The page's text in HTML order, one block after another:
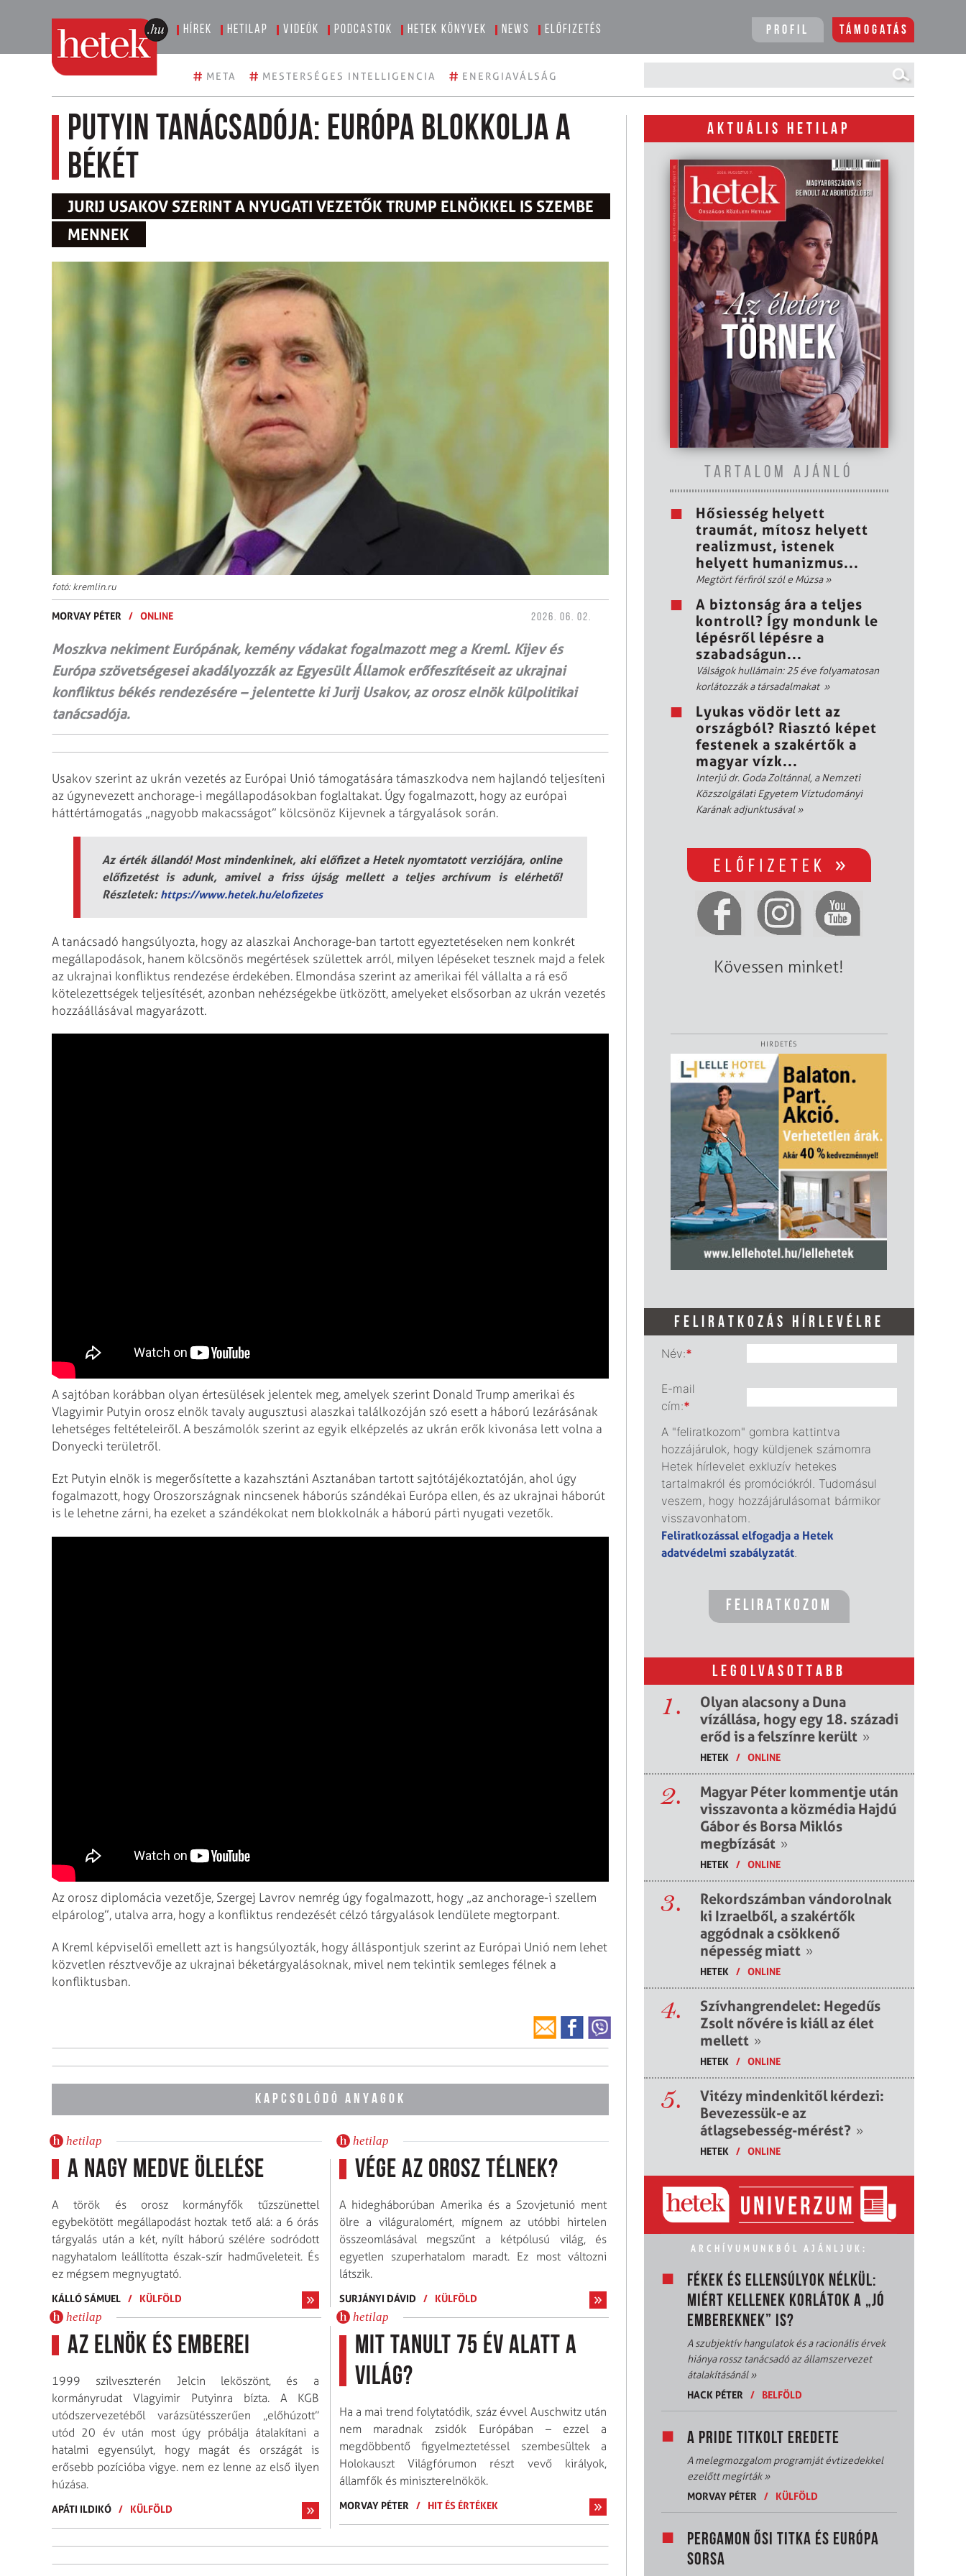
Hírek Hetilap Videók Podcastok Hetek könyvek News Előfizetés Profil Támogatás
# META # MESTERSÉGES INTELLIGENCIA # ENERGIAVÁLSÁG
Putyin tanácsadója: Európa blokkolja a
békét
JURIJ USAKOV SZERINT A NYUGATI VEZETŐK TRUMP ELNÖKKEL IS SZEMBE
MENNEK
fotó: kremlin.ru
MORVAY PÉTER / ONLINE 2026. 06. 02.
Moszkva nekiment Európának, kemény vádakat fogalmazott meg a Kreml. Kijev és
Európa szövetségesei akadályozzák az Egyesült Államok erőfeszítéseit az ukrajnai
konfliktus békés rendezésére – jelentette ki Jurij Usakov, az orosz elnök külpolitikai
tanácsadója.
Usakov szerint az ukrán vezetés az Európai Unió támogatására támaszkodva nem hajlandó teljesíteni
az úgynevezett anchorage-i megállapodásokban foglaltakat. Úgy fogalmazott, hogy az európai
háttértámogatás „nagyobb makacsságot” kölcsönöz Kijevnek a tárgyalások során.
Az érték állandó! Most mindenkinek, aki előfizet a Hetek nyomtatott verziójára, online
előfizetést is adunk, amivel a friss újság mellett a teljes archívum is elérhető!
Részletek: https://www.hetek.hu/elofizetes
A tanácsadó hangsúlyozta, hogy az alaszkai Anchorage-ban tartott egyeztetéseken nem konkrét
megállapodások, hanem kölcsönös megértések születtek arról, milyen lépéseket tesznek majd a felek
az ukrajnai konfliktus rendezése érdekében. Elmondása szerint az amerikai fél vállalta a rá eső
kötelezettségek teljesítését, azonban nehézségekbe ütközött, amelyeket elsősorban az ukrán vezetés
hozzáállásával magyarázott.
A sajtóban korábban olyan értesülések jelentek meg, amelyek szerint Donald Trump amerikai és
Vlagyimir Putyin orosz elnök tavaly augusztusi alaszkai találkozóján szó esett a háború lezárásának
lehetséges feltételeiről. A beszámolók szerint az egyik elképzelés az ukrán erők kivonása lett volna a
Donyecki területről.
Ezt Putyin elnök is megerősítette a kazahsztáni Asztanában tartott sajtótájékoztatóján, ahol úgy
fogalmazott, hogy Oroszországnak nincsenek háborús szándékai Európa ellen, és az ukrajnai háborút
is le lehetne zárni, ha ezeket a szándékokat nem blokkolnák a háború párti nyugati vezetők.
Az orosz diplomácia vezetője, Szergej Lavrov nemrég úgy fogalmazott, hogy „az anchorage-i szellem
elpárolog”, utalva arra, hogy a konfliktus rendezését célzó tárgyalások lendülete megtorpant.
A Kreml képviselői emellett azt is hangsúlyozták, hogy álláspontjuk szerint az Európai Unió nem lehet
közvetlen résztvevője az ukrajnai béketárgyalásoknak, mivel nem tekintik semleges félnek a
konfliktusban.
KAPCSOLÓDÓ ANYAGOK
hetilap
A Nagy Medve ölelése
A török és orosz kormányfők tűzszünettel
egybekötött meg­álla­podást hoztak tető alá: a 6 órás
tárgyalás után a két, nyílt háború szélére sodródott
nagyhatalom le­állította észak-szír hadműveleteit. És
ez mégsem megnyugtató.
KÁLLÓ SÁMUEL / KÜLFÖLD
hetilap
Az elnök és emberei
1999 szilveszterén Jelcin leköszönt, és a
kormányrudat Vlagyimir Putyinra bízta. A KGB
utódszervezetéből varázs­ütésszerűen „előhúzott”
utód 20 év után most úgy próbálja átalakítani a
hatalmi egyensúlyt, hogy magát és országát is
erősebb pozícióba vigye. nem ez lenne az első ilyen
húzása.
APÁTI ILDIKÓ / KÜLFÖLD
hetilap
Vége az orosz télnek?
A hidegháborúban Amerika és a Szovjetunió ment
ölre a világuralomért, mígnem az utóbbi hirtelen
összeomlásával megszűnt a kétpólusú világ, és
egyetlen szuperhatalom maradt. Ez most változni
látszik.
SURJÁNYI DÁVID / KÜLFÖLD
hetilap
Mit tanult 75 év alatt a
világ?
Ha a mai trend folytatódik, száz évvel Auschwitz után
nem maradnak zsidók Európában – ezzel a
megdöbbentő figyelmeztetéssel szembesültek a
Holokauszt Világfórumon részt vevő királyok,
államfők és miniszterelnökök.
MORVAY PÉTER / HIT ÉS ÉRTÉKEK
AKTUÁLIS HETILAP
TARTALOM AJÁNLÓ
Hősiesség helyett
traumát, mítosz helyett
realizmust, istenek
helyett humanizmus...
Megtört férfiról szól e Múzsa»
A biztonság ára a teljes
kontroll? Így mondunk le
lépésről lépésre a
szabadságun...
Válságok hullámain: 25 éve folyamatosan
korlátozzák a társadalmakat »
Lyukas vödör lett az
országból? Riasztó képet
festenek a szakértők a
magyar vízk...
Interjú dr. Goda Zoltánnal, a Nemzeti
Közszolgálati Egyetem Víztudományi
Karának adjunktusával»
Kövessen minket!
HIRDETÉS
FELIRATKOZÁS HÍRLEVÉLRE
Név:*
E-mail
cím:*
A "feliratkozom" gombra kattintva
hozzájárulok, hogy küldjenek számomra
Hetek hírlevelet exkluzív hetekes
tartalmakról és promóciókról. Tudomásul
veszem, hogy hozzájárulásomat bármikor
visszavonhatom.
Feliratkozással elfogadja a Hetek
adatvédelmi szabályzatát
LEGOLVASOTTABB
1.
Olyan alacsony a Duna
vízállása, hogy egy 18. századi
erőd is a felszínre került »
HETEK / ONLINE
2.
Magyar Péter kommentje után
visszavonta a közmédia Hajdú
Gábor és Borsa Miklós
megbízását »
HETEK / ONLINE
3.
Rekordszámban vándorolnak
ki Izraelből, a szakértők
aggódnak a csökkenő
népesség miatt »
HETEK / ONLINE
4.
Szívhangrendelet: Hegedűs
Zsolt nővére is kiáll az élet
mellett »
HETEK / ONLINE
5.
Vitézy mindenkitől kérdezi:
Bevezessük-e az
átlagsebesség-mérést? »
HETEK / ONLINE
ARCHÍVUMUNKBÓL AJÁNLJUK:
FÉKEK ÉS ELLENSÚLYOK NÉLKÜL:
MIÉRT KELLENEK KORLÁTOK A „JÓ
EMBEREKNEK” IS?
A szubjektív hangulatok és a racionális érvek
hiánya rossz tanácsadó az államszervezet
átalakításánál»
HACK PÉTER
/ BELFÖLD
A PRIDE TITKOLT EREDETE
A melegmozgalom programját évtizedekkel
ezelőtt megírták»
MORVAY PÉTER
/ KÜLFÖLD
PERGAMON ŐSI TITKA ÉS EURÓPA
SORSA